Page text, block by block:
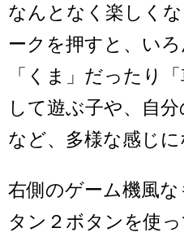
なんとなく楽しく
ークを押すと、い
「くま」だったり
して遊ぶ子や、自
など、多様な感じに
右側のゲーム機風
タン２ボタンを使